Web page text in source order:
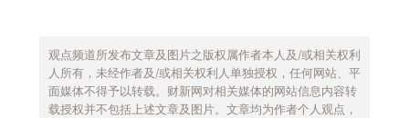
观点频道所发布文章及图片之版权属作者本人及/或相关权利
人所有，未经作者及/或相关权利人单独授权，任何网站、平
面媒体不得予以转载。财新网对相关媒体的网站信息内容转
载授权并不包括上述文章及图片。文章均为作者个人观点，